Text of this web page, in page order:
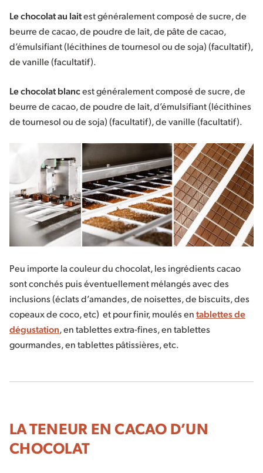
Le chocolat au laitest généralement composé de sucre, de
beurre de cacao, de poudre de lait, de pâte de cacao,
d’émulsifiant (lécithines de tournesol ou de soja) (facultatif),
de vanille (facultatif).
Le chocolat blancest généralement composé de sucre, de
beurre de cacao, de poudre de lait, d’émulsifiant (lécithines
de tournesol ou de soja) (facultatif), de vanille (facultatif).
Peu importe la couleur du chocolat, les ingrédients cacao
sont conchés puis éventuellement mélangés avec des
inclusions (éclats d’amandes, de noisettes, de biscuits, des
copeaux de coco, etc) et pour finir, moulés entablettes de
dégustation, en tablettes extra-fines, en tablettes
gourmandes, en tablettes pâtissières, etc.
LA TENEUR EN CACAO D’UN
CHOCOLAT